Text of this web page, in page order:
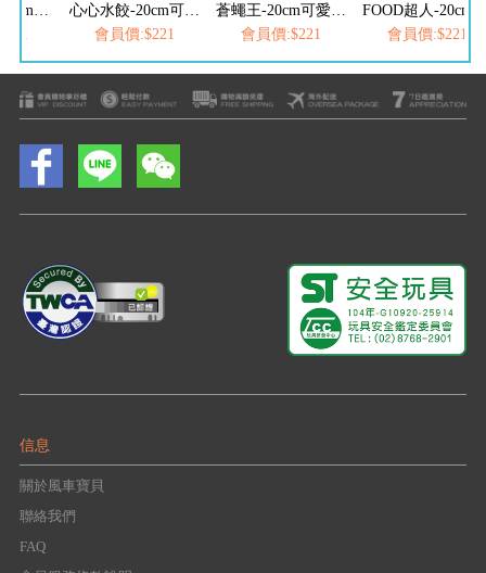
FOOD超人-20cm可愛絨毛娃娃
心心水餃-20cm可愛絨毛娃娃
會員價:$221
蒼蠅王-20cm可愛絨毛娃娃
會員價:$221
會員價:$221
信息
關於風車寶貝
聯絡我們
FAQ